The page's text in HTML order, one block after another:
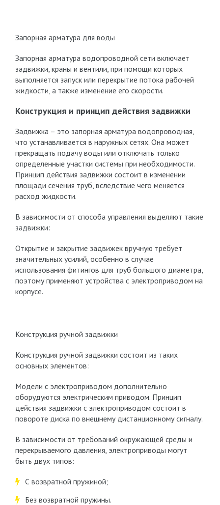
Запорная арматура для воды
Запорная арматура водопроводной сети включает
задвижки, краны и вентили, при помощи которых
выполняется запуск или перекрытие потока рабочей
жидкости, а также изменение его скорости.
Конструкция и принцип действия задвижки
Задвижка – это запорная арматура водопроводная,
что устанавливается в наружных сетях. Она может
прекращать подачу воды или отключать только
определенные участки системы при необходимости.
Принцип действия задвижки состоит в изменении
площади сечения труб, вследствие чего меняется
расход жидкости.
В зависимости от способа управления выделяют такие
задвижки:
Открытие и закрытие задвижек вручную требует
значительных усилий, особенно в случае
использования фитингов для труб большого диаметра,
поэтому применяют устройства с электроприводом на
корпусе.
Конструкция ручной задвижки
Конструкция ручной задвижки состоит из таких
основных элементов:
Модели с электроприводом дополнительно
оборудуются электрическим приводом. Принцип
действия задвижки с электроприводом состоит в
повороте диска по внешнему дистанционному сигналу.
В зависимости от требований окружающей среды и
перекрываемого давления, электроприводы могут
быть двух типов:
С возвратной пружиной;
Без возвратной пружины.